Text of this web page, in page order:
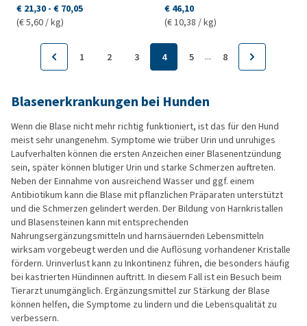
€ 21,30 - € 70,05
(€ 5,60 / kg)
€ 46,10
(€ 10,38 / kg)
1 2 3 4 5 ... 8
Blasenerkrankungen bei Hunden
Wenn die Blase nicht mehr richtig funktioniert, ist das für den Hund
meist sehr unangenehm. Symptome wie trüber Urin und unruhiges
Laufverhalten können die ersten Anzeichen einer Blasenentzündung
sein, später können blutiger Urin und starke Schmerzen auftreten.
Neben der Einnahme von ausreichend Wasser und ggf. einem
Antibiotikum kann die Blase mit pflanzlichen Präparaten unterstützt
und die Schmerzen gelindert werden. Der Bildung von Harnkristallen
und Blasensteinen kann mit entsprechenden
Nahrungsergänzungsmitteln und harnsäuernden Lebensmitteln
wirksam vorgebeugt werden und die Auflösung vorhandener Kristalle
fördern. Urinverlust kann zu Inkontinenz führen, die besonders häufig
bei kastrierten Hündinnen auftritt. In diesem Fall ist ein Besuch beim
Tierarzt unumgänglich. Ergänzungsmittel zur Stärkung der Blase
können helfen, die Symptome zu lindern und die Lebensqualität zu
verbessern.